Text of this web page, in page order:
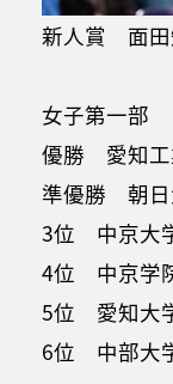
新人賞 面田
女子第一部
優勝 愛知工
準優勝 朝日
3位 中京大
4位 中京学
5位 愛知大
6位 中部大